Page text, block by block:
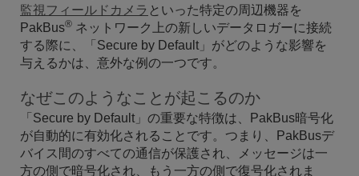
監視フィールドカメラ といった特定の周辺機器を
PakBus® ネットワーク上の新しいデータロガーに接続
する際に、「Secure by Default」がどのような影響を
与えるかは、意外な例の一つです。
なぜこのようなことが起こるのか
「Secure by Default」の重要な特徴は、PakBus暗号化
が自動的に有効化されることです。つまり、PakBusデ
バイス間のすべての通信が保護され、メッセージは一
方の側で暗号化され、もう一方の側で復号化されま